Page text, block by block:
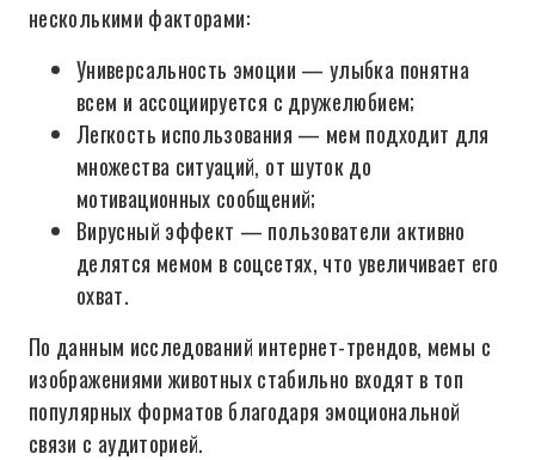
несколькими факторами:
Универсальность эмоции — улыбка понятна
всем и ассоциируется с дружелюбием;
Легкость использования — мем подходит для
множества ситуаций, от шуток до
мотивационных сообщений;
Вирусный эффект — пользователи активно
делятся мемом в соцсетях, что увеличивает его
охват.
По данным исследований интернет-трендов, мемы с
изображениями животных стабильно входят в топ
популярных форматов благодаря эмоциональной
связи с аудиторией.